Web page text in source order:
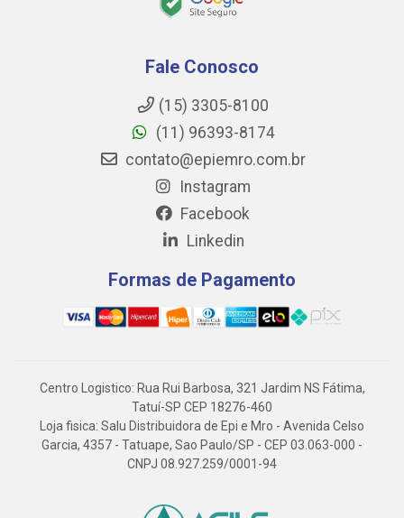
Fale Conosco
(15) 3305-8100
(11) 96393-8174
contato@epiemro.com.br
Instagram
Facebook
Linkedin
Formas de Pagamento
Centro Logistico: Rua Rui Barbosa, 321 Jardim NS Fátima,
Tatuí-SP CEP 18276-460
Loja fisica: Salu Distribuidora de Epi e Mro - Avenida Celso
Garcia, 4357 - Tatuape, Sao Paulo/SP - CEP 03.063-000 -
CNPJ 08.927.259/0001-94